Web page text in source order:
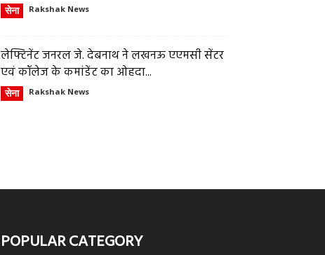
सेना Rakshak News
लेफ्टिनेंट जनरल जे. देबनाथ ने लखनऊ एएमसी सेंटर
एवं कॉलेज के कमांडेंट का ओहदा...
सेना Rakshak News
POPULAR CATEGORY